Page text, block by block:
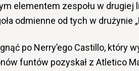
elementem zespołu w drugiej
odmienne od tych w drużynie
po Nerry’ego Castillo, który
funtów pozyskał z Atletico